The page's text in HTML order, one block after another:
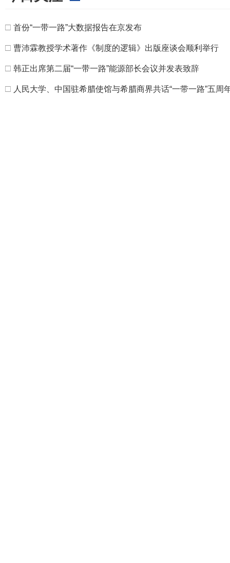
□ 首份“一带一路”大数据报告在京发布
□ 曹沛霖教授学术著作《制度的逻辑》出版座谈会顺利举行
□ 韩正出席第二届“一带一路”能源部长会议并发表致辞
□ 人民大学、中国驻希腊使馆与希腊商界共话“一带一路”五周